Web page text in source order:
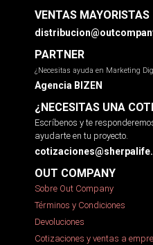
VENTAS MAYORISTAS
PARTNER
¿Necesitas ayuda en Marketing
Agencia BIZEN
¿NECESITAS UNA
Escríbenos y te
ayudarte en tu proyecto.
OUT COMPANY
Sobre Out Company
Términos y Condiciones
Devoluciones
Cotizaciones y ventas a